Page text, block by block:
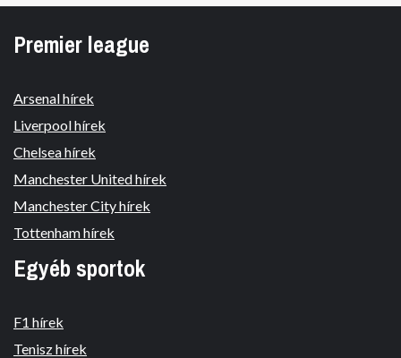
Premier league
Arsenal hírek
Liverpool hírek
Chelsea hírek
Manchester United hírek
Manchester City hírek
Tottenham hírek
Egyéb sportok
F1 hírek
Tenisz hírek